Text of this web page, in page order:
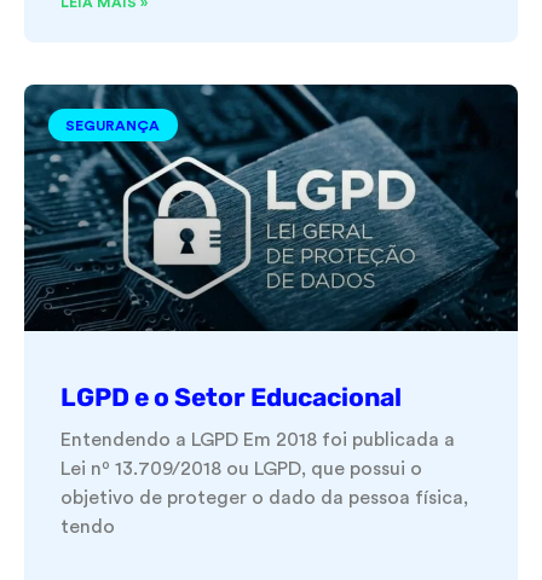
SEGURANÇA
LGPD e o Setor Educacional
Entendendo a LGPD Em 2018 foi publicada a
Lei nº 13.709/2018 ou LGPD, que possui o
objetivo de proteger o dado da pessoa física,
tendo